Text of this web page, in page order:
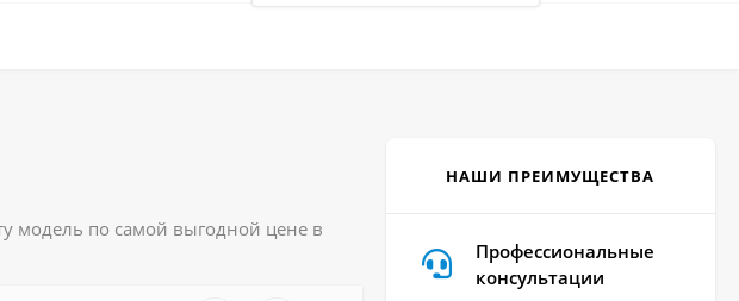
модель по самой выгодной цене в
НАШИ ПРЕИМУЩЕСТВА
Профессиональные
консультации